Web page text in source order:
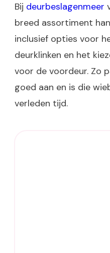
Bij deurbeslagenmeer
breed assortiment
inclusief opties voor
deurklinken en het
voor de voordeur. Zo
goed aan en is die
verleden tijd.